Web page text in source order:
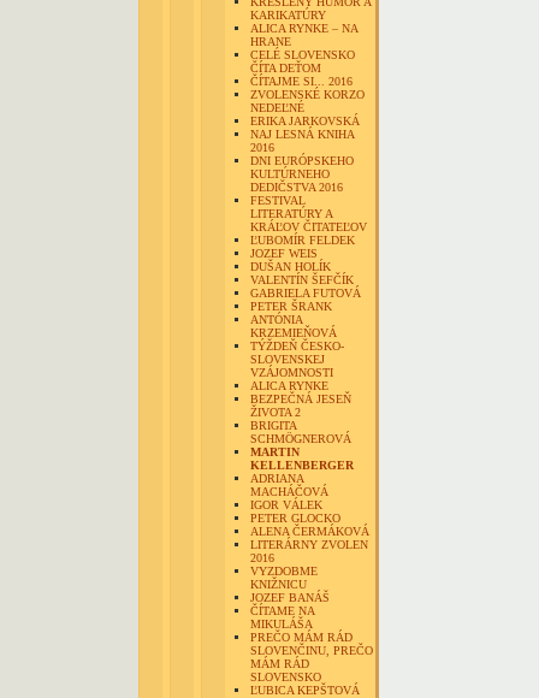
KARIKATÚRY
ALICA RYNKE – NA
HRANE
CELÉ SLOVENSKO
ČÍTA DEŤOM
ČÍTAJME SI... 2016
ZVOLENSKÉ KORZO
NEDEĽNÉ
ERIKA JARKOVSKÁ
NAJ LESNÁ KNIHA
2016
DNI EURÓPSKEHO
KULTÚRNEHO
DEDIČSTVA 2016
FESTIVAL
LITERATÚRY A
KRÁĽOV ČITATEĽOV
ĽUBOMÍR FELDEK
JOZEF WEIS
DUŠAN HOLÍK
VALENTÍN ŠEFČÍK
GABRIELA FUTOVÁ
PETER ŠRANK
ANTÓNIA
KRZEMIEŇOVÁ
TÝŽDEŇ ČESKO-
SLOVENSKEJ
VZÁJOMNOSTI
ALICA RYNKE
BEZPEČNÁ JESEŇ
ŽIVOTA 2
BRIGITA
SCHMÖGNEROVÁ
MARTIN
KELLENBERGER
ADRIANA
MACHÁČOVÁ
IGOR VÁLEK
PETER GLOCKO
ALENA ČERMÁKOVÁ
LITERÁRNY ZVOLEN
2016
VYZDOBME
KNIŽNICU
JOZEF BANÁŠ
ČÍTAME NA
MIKULÁŠA
PREČO MÁM RÁD
SLOVENČINU, PREČO
MÁM RÁD
SLOVENSKO
ĽUBICA KEPŠTOVÁ